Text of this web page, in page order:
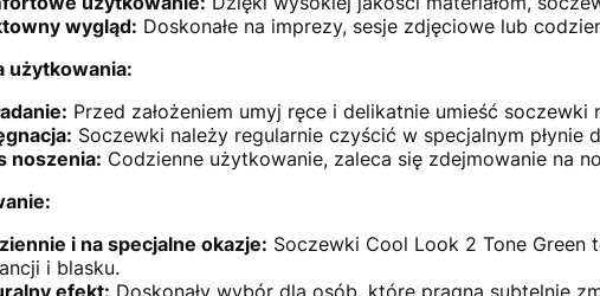
wygląd: Doskonałe na imprezy, sesje zdjęciowe lub
użytkowania:
Przed założeniem umyj ręce i delikatnie umieść soczewki
Soczewki należy regularnie czyścić w specjalnym
noszenia: Codzienne użytkowanie, zaleca się zdejmowanie na
i na specjalne okazje: Soczewki Cool Look 2 Tone
i blasku.